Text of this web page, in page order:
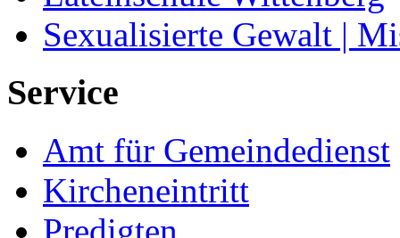
Sexualisierte Gewalt |
Service
Amt für Gemeindedienst
Kircheneintritt
Predigten